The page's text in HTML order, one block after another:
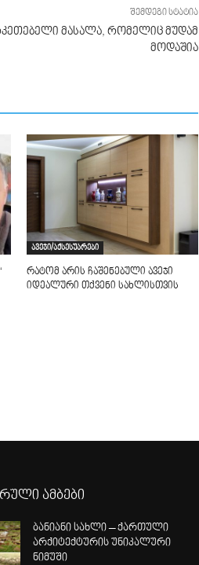
შემდეგი სტატია
მასალა, რომელიც მუდამ
მოდაშია
ავეჯი/აქსესუარები
რატომ არის ჩაშენებული ავეჯი
იდეალური თქვენი სახლისთვის
ამბები
ბანიანი სახლი – ქართული
არქიტექტურის უნიკალური
ნიმუში